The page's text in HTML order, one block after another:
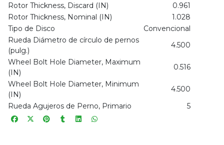
Rotor Thickness, Discard (IN)
0.961
Rotor Thickness, Nominal (IN)
1.028
Tipo de Disco
Convencional
Rueda Diámetro de círculo de pernos
(pulg.)
4.500
Wheel Bolt Hole Diameter, Maximum
(IN)
0.516
Wheel Bolt Hole Diameter, Minimum
(IN)
4.500
Rueda Agujeros de Perno, Primario
5